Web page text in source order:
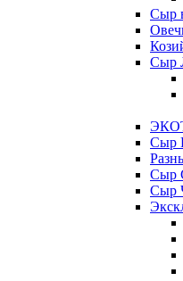
Сыр
Сыр
Сыр
Сыр
Сыр